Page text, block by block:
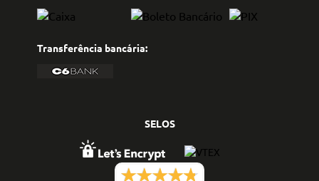
Transferência bancária:
SELOS